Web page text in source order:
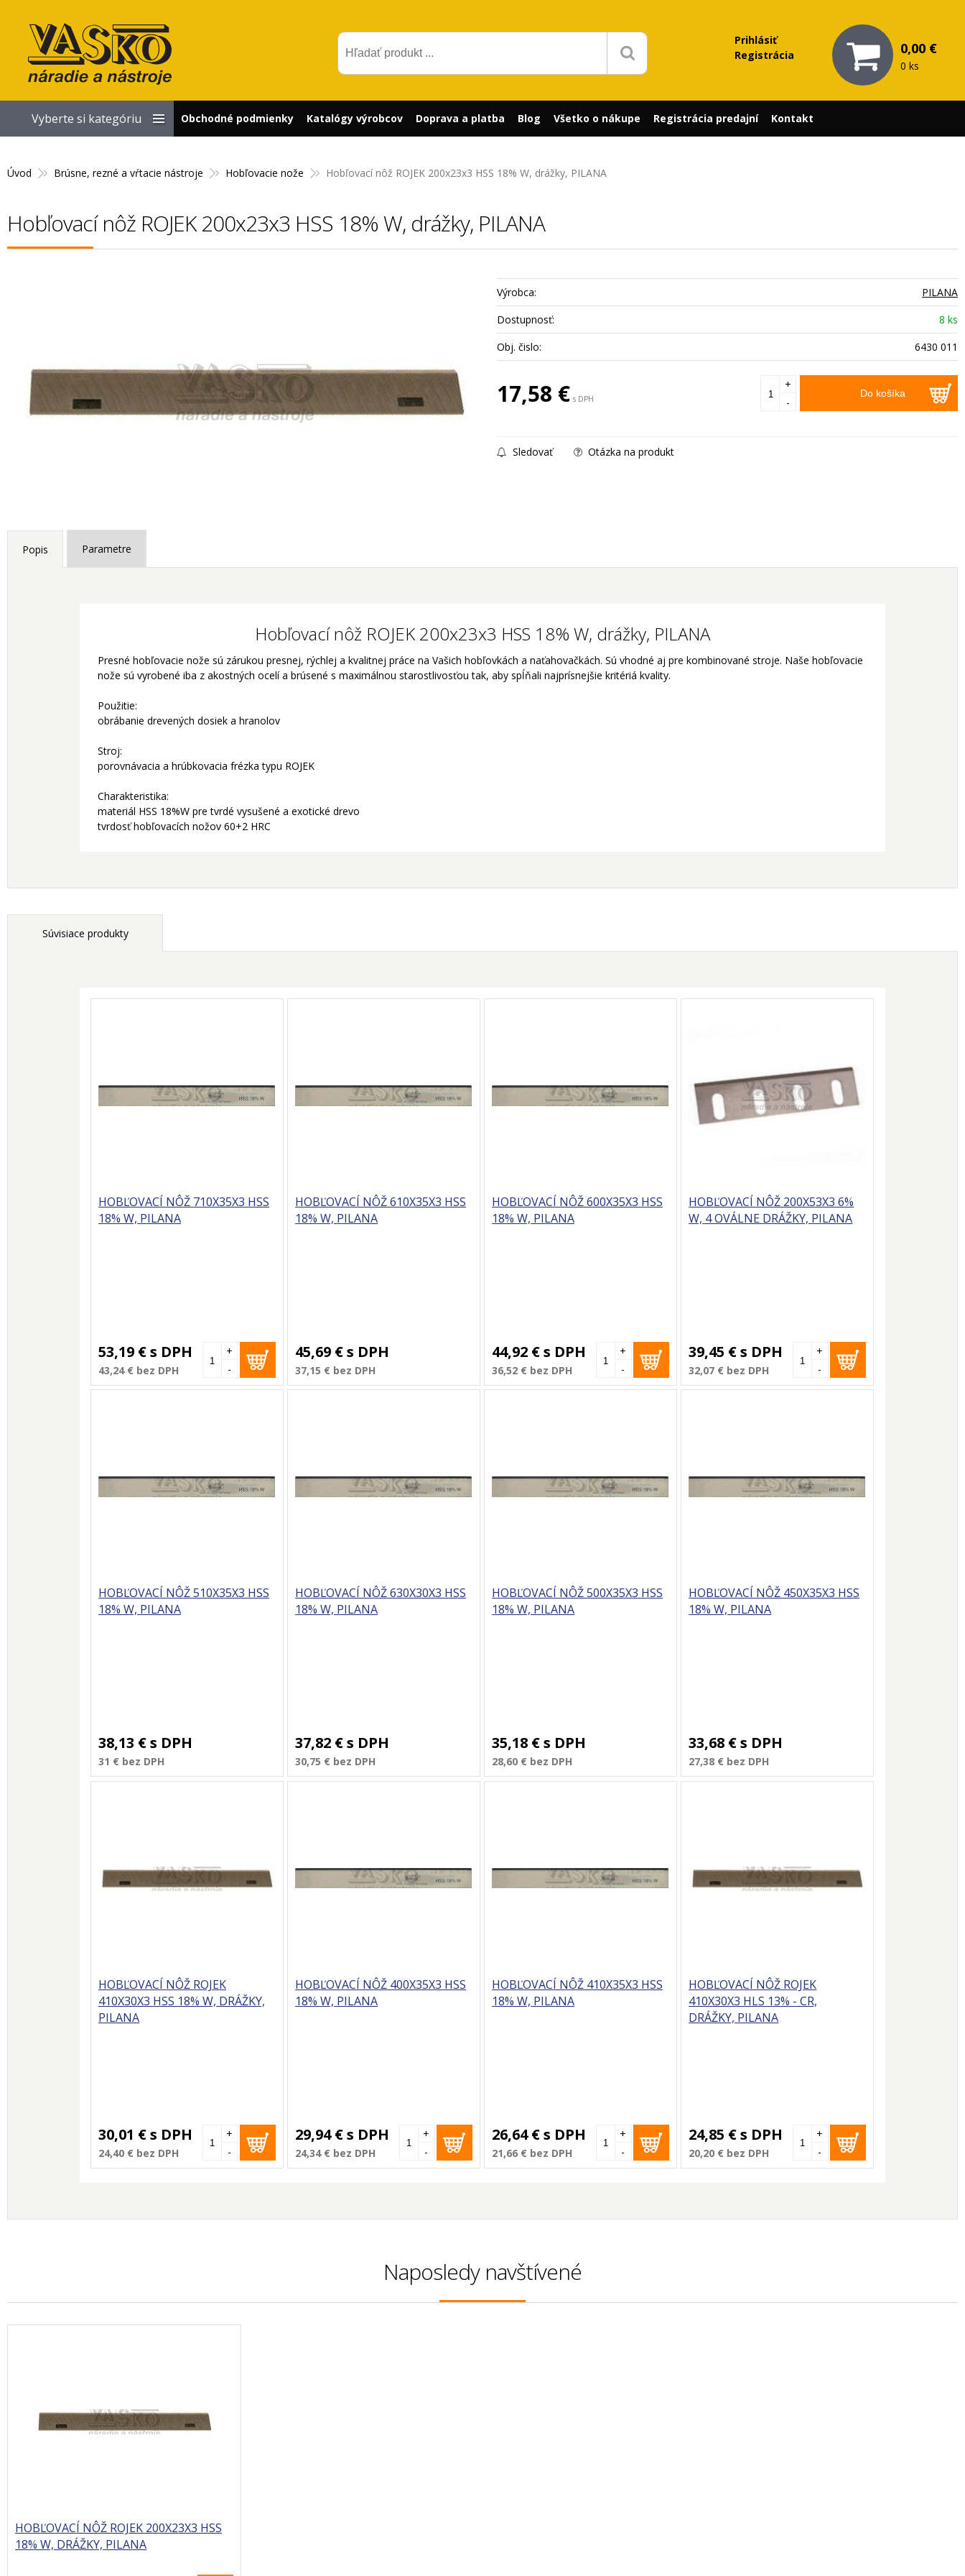
Prihlásiť
Registrácia
0,00 €
0 ks
Úvod Brúsne, rezné a vŕtacie nástroje Hobľovacie nože Hobľovací nôž ROJEK 200x23x3 HSS 18% W, drážky, PILANA
Hobľovací nôž ROJEK 200x23x3 HSS 18% W, drážky, PILANA
Výrobca:
PILANA
Dostupnosť:
8 ks
Obj. čislo:
6430 011
17,58 € s DPH Do košíka
+
-
Sledovať Otázka na produkt
Popis Parametre
Hobľovací nôž ROJEK 200x23x3 HSS 18% W, drážky, PILANA
Presné hobľovacie nože sú zárukou presnej, rýchlej a kvalitnej práce na Vašich hobľovkách a naťahovačkách. Sú vhodné aj pre kombinované stroje. Naše hobľovacie
nože sú vyrobené iba z akostných ocelí a brúsené s maximálnou starostlivosťou tak, aby spĺňali najprísnejšie kritériá kvality.
Použitie:
obrábanie drevených dosiek a hranolov
Stroj:
porovnávacia a hrúbkovacia frézka typu ROJEK
Charakteristika:
materiál HSS 18%W pre tvrdé vysušené a exotické drevo
tvrdosť hobľovacích nožov 60+2 HRC
Súvisiace produkty
HOBĽOVACÍ NÔŽ 710X35X3 HSS
18% W, PILANA
53,19 €s DPH
43,24 € bez DPH -
+
HOBĽOVACÍ NÔŽ 610X35X3 HSS
18% W, PILANA
45,69 €s DPH
37,15 € bez DPH
HOBĽOVACÍ NÔŽ 600X35X3 HSS
18% W, PILANA
44,92 €s DPH
36,52 € bez DPH -
+
HOBĽOVACÍ NÔŽ 200X53X3 6%
W, 4 OVÁLNE DRÁŽKY, PILANA
39,45 €s DPH
32,07 € bez DPH -
+
HOBĽOVACÍ NÔŽ 510X35X3 HSS
18% W, PILANA
38,13 €s DPH
31 € bez DPH
HOBĽOVACÍ NÔŽ 630X30X3 HSS
18% W, PILANA
37,82 €s DPH
30,75 € bez DPH
HOBĽOVACÍ NÔŽ 500X35X3 HSS
18% W, PILANA
35,18 €s DPH
28,60 € bez DPH
HOBĽOVACÍ NÔŽ 450X35X3 HSS
18% W, PILANA
33,68 €s DPH
27,38 € bez DPH
HOBĽOVACÍ NÔŽ ROJEK
410X30X3 HSS 18% W, DRÁŽKY,
PILANA
30,01 €s DPH
24,40 € bez DPH -
+
HOBĽOVACÍ NÔŽ 400X35X3 HSS
18% W, PILANA
29,94 €s DPH
24,34 € bez DPH -
+
HOBĽOVACÍ NÔŽ 410X35X3 HSS
18% W, PILANA
26,64 €s DPH
21,66 € bez DPH -
+
HOBĽOVACÍ NÔŽ ROJEK
410X30X3 HLS 13% - CR,
DRÁŽKY, PILANA
24,85 €s DPH
20,20 € bez DPH -
+
Naposledy navštívené
HOBĽOVACÍ NÔŽ ROJEK 200X23X3 HSS
18% W, DRÁŽKY, PILANA
Vyberte si kategóriu Obchodné podmienky Katalógy výrobcov Doprava a platba Blog Všetko o nákupe Registrácia predajní Kontakt